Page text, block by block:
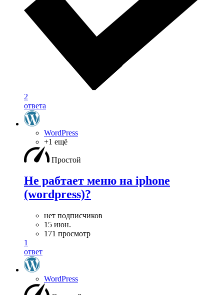
2
ответа
WordPress
+1 ещё
Простой
Не рабтает меню на iphone
(wordpress)?
нет подписчиков
15 июн.
171 просмотр
1
ответ
WordPress